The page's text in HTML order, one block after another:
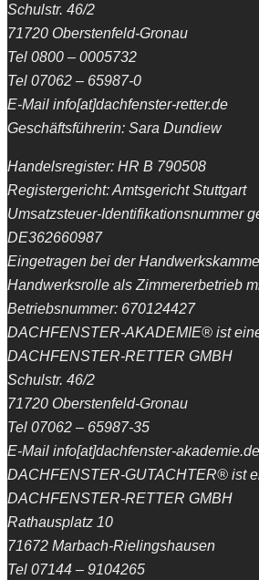
Schulstr. 46/2
71720 Oberstenfeld-Gronau
Tel 0800 – 0005732
Tel 07062 – 65987-0
E-Mail info[at]dachfenster-retter.de
Geschäftsführerin: Sara Dundiew
Handelsregister: HR B 790508
Registergericht: Amtsgericht Stuttgart
Umsatzsteuer-Identifikationsnummer
DE362660987
Eingetragen bei der
Handwerksrolle als Zimmererbetrieb
Betriebsnummer: 670124427
DACHFENSTER-AKADEMIE® ist
DACHFENSTER-RETTER GMBH
Schulstr. 46/2
71720 Oberstenfeld-Gronau
Tel 07062 – 65987-35
E-Mail info[at]dachfenster-akademie.de
DACHFENSTER-GUTACHTER® ist
DACHFENSTER-RETTER GMBH
Rathausplatz 10
71672 Marbach-Rielingshausen
Tel 07144 – 9104265